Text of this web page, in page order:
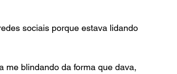
sociais porque estava lidando
me blindando da forma que dava,